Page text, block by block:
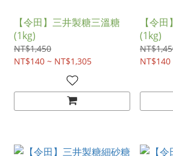
【令田】三井製糖三溫糖
(1kg)
NT$1,450
NT$140 ~ NT$1,305
【令
(1kg)